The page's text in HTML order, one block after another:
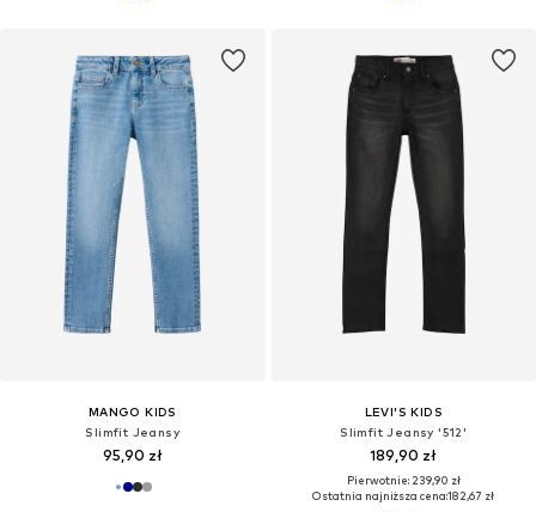
MANGO KIDS
Slimfit Jeansy
95,90 zł
LEVI'S KIDS
Slimfit Jeansy '512'
189,90 zł
Pierwotnie: 239,90 zł
Ostatnia najniższa cena:182,67 zł